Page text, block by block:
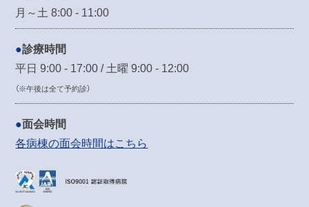
月～土 8:00 - 11:00
診療時間
平日 9:00 - 17:00 / 土曜 9:00 - 12:00
（※午後は全て予約診）
面会時間
各病棟の面会時間はこちら